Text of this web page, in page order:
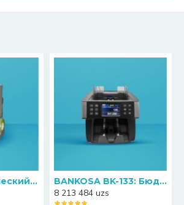
Полуавтоматический пресс-упаковщик банкнот Canny S20 BANKOSA BK-133: Бюджетный счетчик банкнот с функцией определения номиналов
8 213 484 uzs